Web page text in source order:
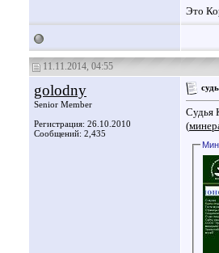
Это
11.11.2014, 04:55
golodny
Senior Member
Регистрация: 26.10.2010
Сообщений: 2,435
Судья
(